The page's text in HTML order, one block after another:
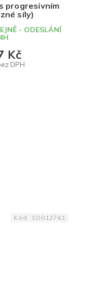
progresivním
síly)
- ODESLÁNÍ
DPH
Kč
Kód: SD012761